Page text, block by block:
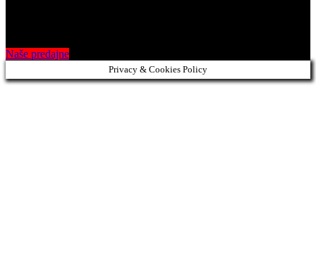
Naše predajne
Privacy & Cookies Policy